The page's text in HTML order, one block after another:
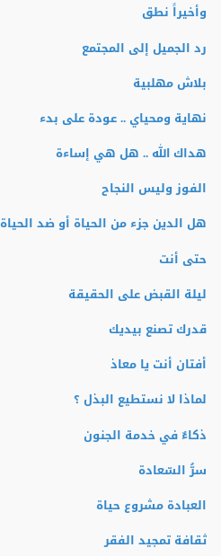
وأخيراً نطق
رد الجميل إلى المجتمع
بلاش مهلبية
نهاية ومحياي .. عودة على بدء
هداك الله .. هل هي إساءة
الفوز وليس النجاح
هل الدين جزء من الحياة أو ضد الحياة
حتى أنت
ليلة القبض على الحقيقة
قدرك تصنع بيديك
أفتان أنت يا معاذ
لماذا لا نستطيع البذل ؟
ذكاءٌ في خدمة الجنون
سرُّ السّعادة
العبادة مشروع حياة
ثقافة تمجيد الفقر